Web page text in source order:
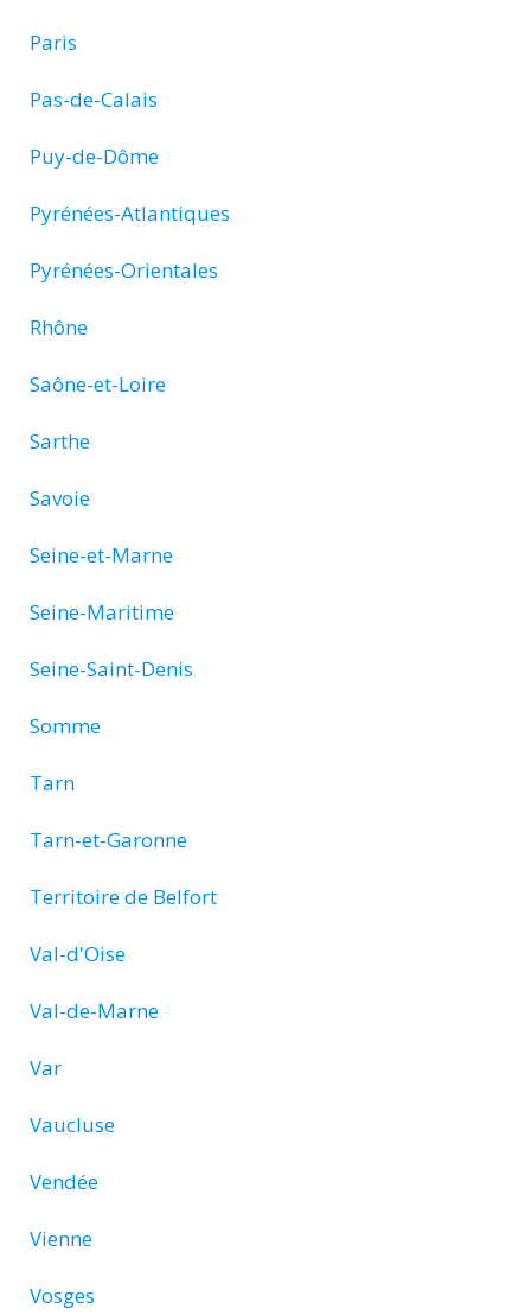
Paris
Pas-de-Calais
Puy-de-Dôme
Pyrénées-Atlantiques
Pyrénées-Orientales
Rhône
Saône-et-Loire
Sarthe
Savoie
Seine-et-Marne
Seine-Maritime
Seine-Saint-Denis
Somme
Tarn
Tarn-et-Garonne
Territoire de Belfort
Val-d'Oise
Val-de-Marne
Var
Vaucluse
Vendée
Vienne
Vosges